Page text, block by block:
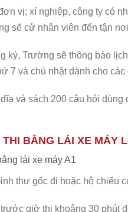
vị; xí nghiệp, công ty có
sẽ cử nhân viên đến tận
ký, Trường sẽ thông báo
7 và chủ nhật dành cho
và sách 200 câu hỏi
BẰNG LÁI XE MÁY
lái xe máy A1
thư gốc đi hoặc hộ chiếu
giờ thi khoảng 30 phút